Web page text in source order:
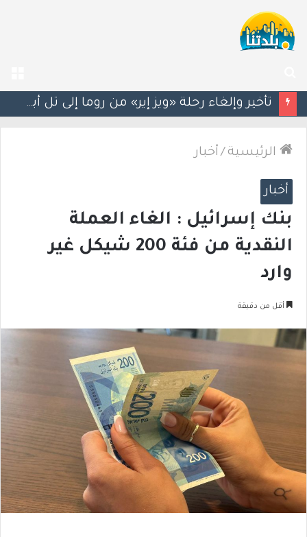
عن
سيغالوفيتش يستقيل من الكنيست.. وتقارير عن اتصالات مع القائمة العربية الموحدة
الرئيسية / أخبار
أخبار
بنك إسرائيل : الغاء العملة
النقدية من فئة 200 شيكل غير
وارد
أقل من دقيقة